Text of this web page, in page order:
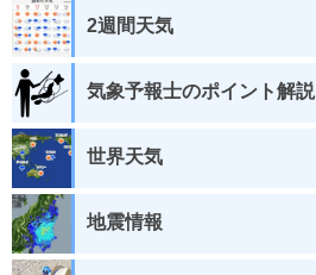
2週間天気
気象予報士のポイント解説
世界天気
地震情報